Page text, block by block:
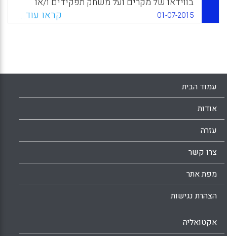
שילוב ביניהם, זאת תוך פיקוח על ידע קודם
ויכולות קוגניטיביות של הנחקרים. הממצאים
האסטרטגיות השונות ששימשו בהתערבות זו
לפיתוח כישורי שיח ותקשורת ולכוחו של שימוש
בווידיאו בהכשרה להוראה (Gartmeier, M.,
M).
WhatsApp
Facebook
Email
X
01-07-2015 קראו עוד...
עמוד הבית
אודות
עזרה
צרו קשר
מפת אתר
הצהרת נגישות
אקטואליה